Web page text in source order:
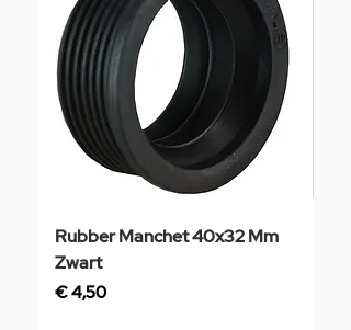
Rubber Manchet 40x32 Mm
Zwart
Prijs
€ 4,50